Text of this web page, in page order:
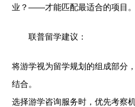
业？——才能匹配最适合的项目。
联普留学建议：
将游学视为留学规划的组成部分
结合。
选择游学咨询服务时，优先考察